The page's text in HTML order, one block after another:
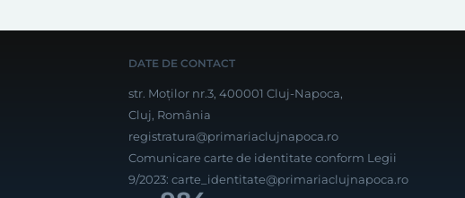
DATE DE CONTACT
str. Moților nr.3, 400001 Cluj-Napoca,
Cluj, România
registratura@primariaclujnapoca.ro
Comunicare carte de identitate conform Legii
9/2023: carte_identitate@primariaclujnapoca.ro